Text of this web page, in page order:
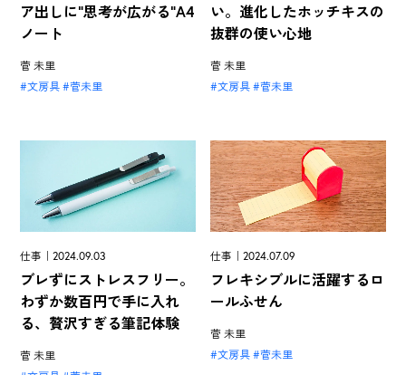
ア出しに"思考が広がる"A4
ノート
菅 未里
文房具
菅未里
い。進化したホッチキスの
抜群の使い心地
菅 未里
文房具
菅未里
仕事｜2024.09.03
ブレずにストレスフリー。
わずか数百円で手に入れ
る、贅沢すぎる筆記体験
菅 未里
仕事｜2024.07.09
フレキシブルに活躍するロ
ールふせん
菅 未里
文房具
菅未里